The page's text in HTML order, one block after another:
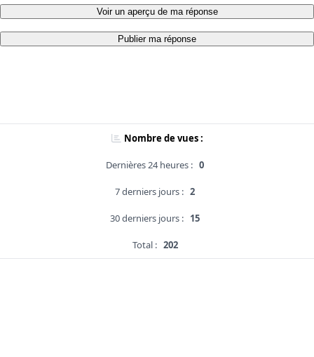
Voir un aperçu de ma réponse
Publier ma réponse
Nombre de vues :
Dernières 24 heures : 0
7 derniers jours : 2
30 derniers jours : 15
Total : 202